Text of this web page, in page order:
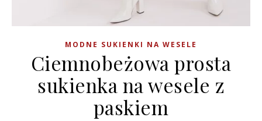
MODNE SUKIENKI NA WESELE
Ciemnobeżowa prosta
sukienka na wesele z
paskiem